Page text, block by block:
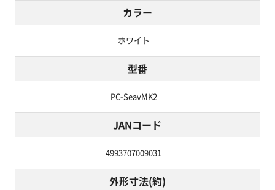
カラー
ホワイト
型番
PC-SeavMK2
JANコード
4993707009031
外形寸法(約)